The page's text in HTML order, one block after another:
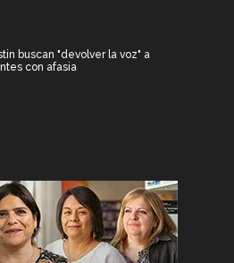
buscan "devolver la voz" a
con afasia